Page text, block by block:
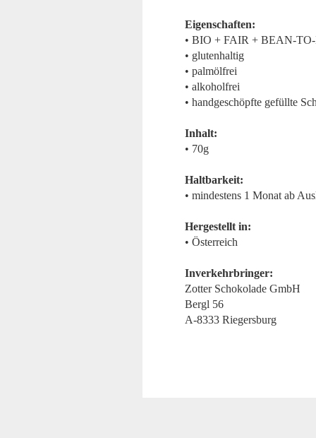
Eigenschaften:
• BIO + FAIR + BEAN-
• glutenhaltig
• palmölfrei
• alkoholfrei
• handgeschöpfte gefüllte
Inhalt:
• 70g
Haltbarkeit:
• mindestens 1 Monat ab
Hergestellt in:
• Österreich
Inverkehrbringer:
Zotter Schokolade GmbH
Bergl 56
A-8333 Riegersburg